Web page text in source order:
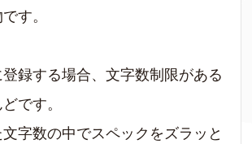
す。
録する場合、文字数制限がある
です。
字数の中でスペックをズラッと